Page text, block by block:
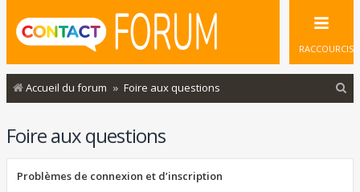
RACCOURCIS
Accueil du forum Foire aux questions
Foire aux questions
Problèmes de connexion et d’inscription